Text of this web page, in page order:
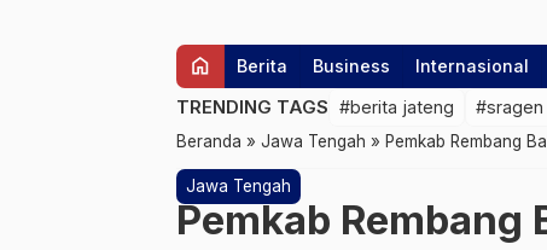
home Berita Business Internasional
TRENDING TAGS #berita jateng #sragen
Beranda » Jawa Tengah » Pemkab Rembang
Jawa Tengah
Pemkab Rembang